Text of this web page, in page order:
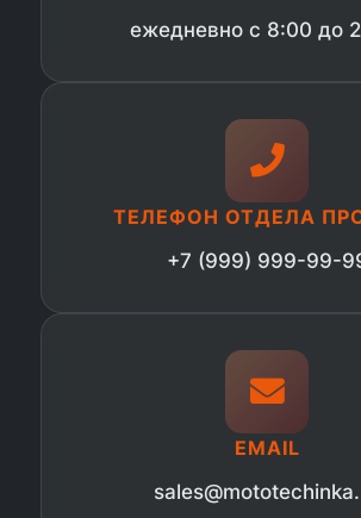
ежедневно с 8:00 до
ТЕЛЕФОН ОТДЕЛА
+7 (999) 999-99-
EMAIL